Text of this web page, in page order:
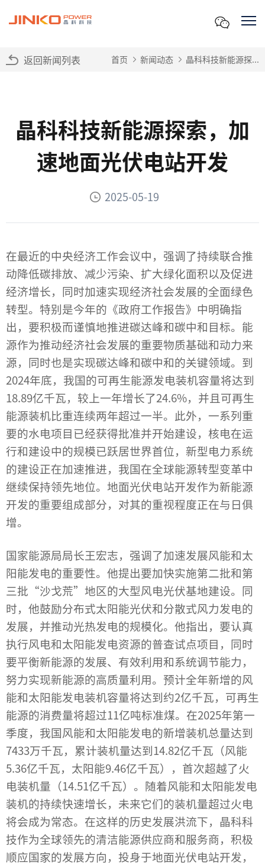
返回新闻列表 首页 新闻动态 晶科科技新能源探...
晶科科技新能源探索，加
速地面光伏电站开发
2025-05-19
在最近的中央经济工作会议中，强调了持续联合推
动降低碳排放、减少污染、扩大绿化面积以及促进
经济增长，同时加速实现经济社会发展的全面绿色
转型。特别是今年的《政府工作报告》中明确指
出，要积极而谨慎地推进碳达峰和碳中和目标。能
源作为推动经济社会发展的重要物质基础和动力来
源，同时也是实现碳达峰和碳中和的关键领域。到
2024年底，我国的可再生能源发电装机容量将达到
18.89亿千瓦，较上一年增长了24.6%，并且可再生
能源装机比重连续两年超过一半。此外，一系列重
要的水电项目已经获得批准并开始建设，核电在运
行和建设中的规模已跃居世界首位，新型电力系统
的建设正在加速推进，我国在全球能源转型变革中
继续保持领先地位。 地面光伏电站开发作为新能源
开发的重要组成部分，对其的重视程度正在与日俱
增。
国家能源局局长王宏志，强调了加速发展风能和太
阳能发电的重要性。他提出要加快实施第二批和第
三批“沙戈荒”地区的大型风电光伏基地建设。同
时，他鼓励分布式太阳能光伏和分散式风力发电的
发展，并推动光热发电的规模化。他指出，要认真
执行风电和太阳能发电资源的普查试点项目，同时
要平衡新能源的发展、有效利用和系统调节能力，
努力实现新能源的高质量利用。预计全年新增的风
能和太阳能发电装机容量将达到约2亿千瓦，可再生
能源的消费量将超过11亿吨标准煤。在2025年第一
季度，我国风能和太阳能发电的新增装机总量达到
7433万千瓦，累计装机量达到14.82亿千瓦（风能
5.36亿千瓦，太阳能9.46亿千瓦），首次超越了火
电装机量（14.51亿千瓦）。随着风能和太阳能发电
装机的持续快速增长，未来它们的装机量超过火电
将会成为常态。在这样的历史发展洪流下，晶科科
技作为全球领先的清洁能源供应商和服务商，积极
顺应国家的发展方向，投身于地面光伏电站开发，